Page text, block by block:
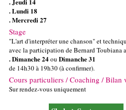
. Lundi 18
. Mercredi 27
Stage
"L'art d'interpréter une chanson" et
avec la participation de Bernard Toubiana
. Dimanche 24ou Dimanche 31
de 14h30 à 19h30 (à confirmer).
Cours particuliers / Coaching / Bilan
Sur rendez-vous uniquement